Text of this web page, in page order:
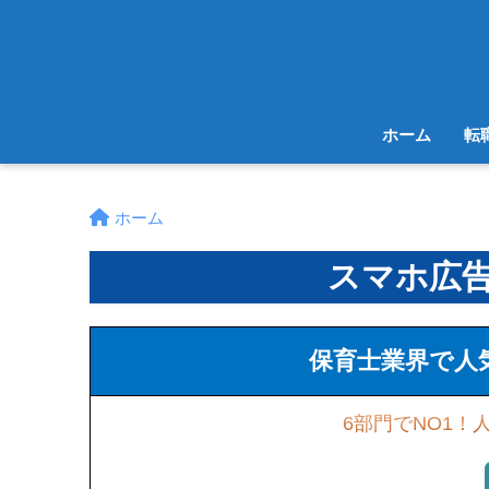
ホーム 転
ホーム
スマホ広
保育士業界で人
6部門でNO1！